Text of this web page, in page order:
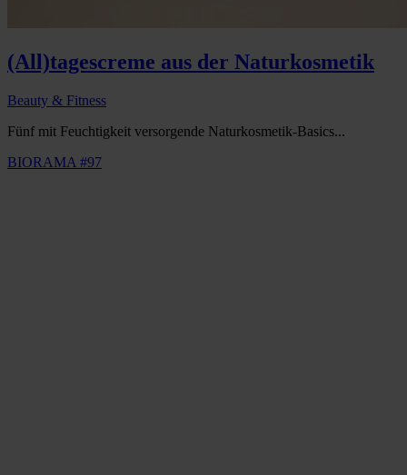
(All)tagescreme aus der Naturkosmetik
Beauty & Fitness
Fünf mit Feuchtigkeit versorgende Naturkosmetik-Basics...
BIORAMA #97